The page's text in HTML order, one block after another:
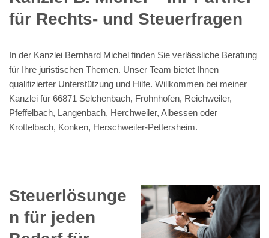
für Rechts- und Steuerfragen
In der Kanzlei Bernhard Michel finden Sie verlässliche Beratung
für Ihre juristischen Themen. Unser Team bietet Ihnen
qualifizierter Unterstützung und Hilfe. Willkommen bei meiner
Kanzlei für 66871 Selchenbach, Frohnhofen, Reichweiler,
Pfeffelbach, Langenbach, Herchweiler, Albessen oder
Krottelbach, Konken, Herschweiler-Pettersheim.
Steuerlösunge
n für jeden